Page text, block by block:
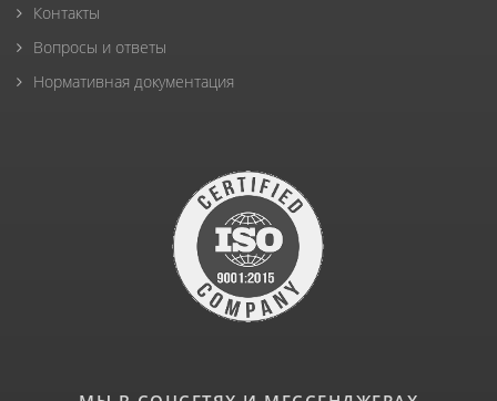
Контакты
Вопросы и ответы
Нормативная документация